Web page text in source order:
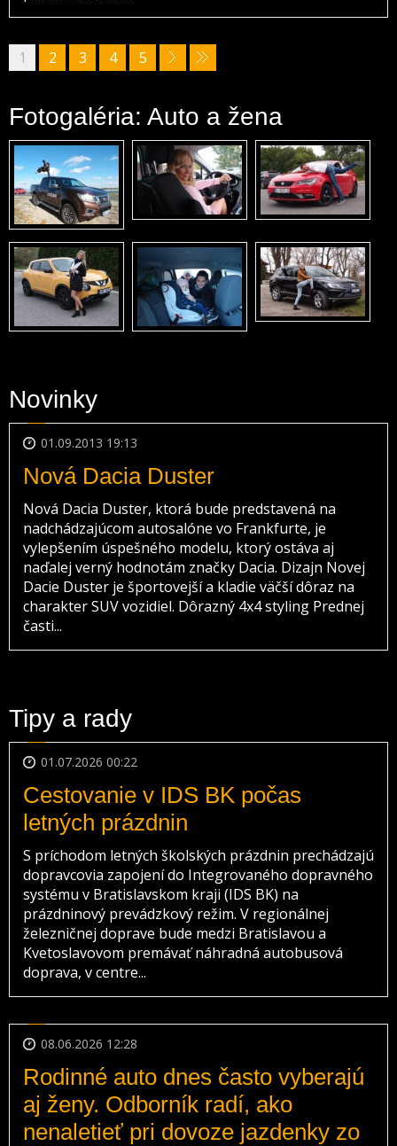
1 2 3 4 5
Fotogaléria: Auto a žena
Novinky
01.09.2013 19:13
Nová Dacia Duster
Nová Dacia Duster, ktorá bude predstavená na
nadchádzajúcom autosalóne vo Frankfurte, je
vylepšením úspešného modelu, ktorý ostáva aj
naďalej verný hodnotám značky Dacia. Dizajn Novej
Dacie Duster je športovejší a kladie väčší dôraz na
charakter SUV vozidiel. Dôrazný 4x4 styling Prednej
časti...
Tipy a rady
01.07.2026 00:22
Cestovanie v IDS BK počas
letných prázdnin
S príchodom letných školských prázdnin prechádzajú
dopravcovia zapojení do Integrovaného dopravného
systému v Bratislavskom kraji (IDS BK) na
prázdninový prevádzkový režim. V regionálnej
železničnej doprave bude medzi Bratislavou a
Kvetoslavovom premávať náhradná autobusová
doprava, v centre...
08.06.2026 12:28
Rodinné auto dnes často vyberajú
aj ženy. Odborník radí, ako
nenaletieť pri dovoze jazdenky zo